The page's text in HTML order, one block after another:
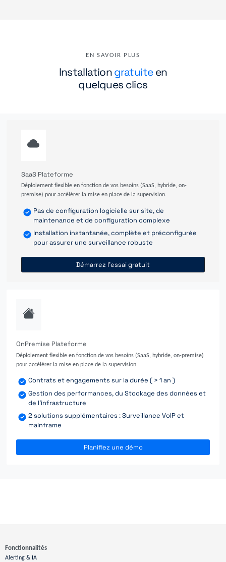
EN SAVOIR PLUS
Installationgratuiteen
quelques clics
SaaS Plateforme
Déploiement flexible en fonction de vos besoins (SaaS, hybride, on-
premise) pour accélérer la mise en place de la supervision.
Pas de configuration logicielle sur site, de
maintenance et de configuration complexe
Installation instantanée, complète et préconfigurée
pour assurer une surveillance robuste
Démarrez l'essai gratuit
OnPremise Plateforme
Déploiement flexible en fonction de vos besoins (SaaS, hybride, on-premise)
pour accélérer la mise en place de la supervision.
Contrats et engagements sur la durée ( > 1 an )
Gestion des performances, du Stockage des données et
de l'infrastructure
2 solutions supplémentaires : Surveillance VoIP et
mainframe
Planifiez une démo
Fonctionnalités
Alerting & IA